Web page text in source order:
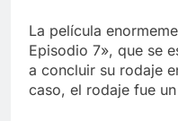
La película
Episodio 7», que se
a concluir su rodaje
caso, el rodaje fue